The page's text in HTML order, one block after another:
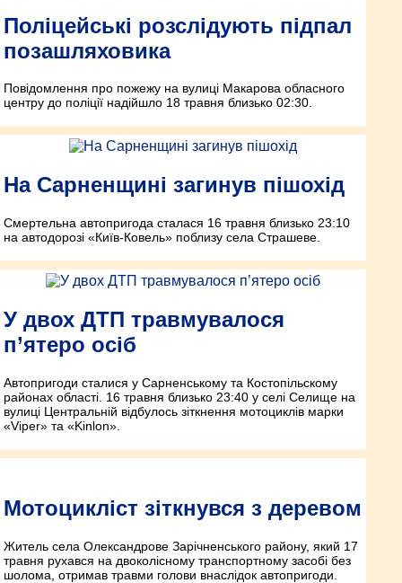
Поліцейські розслідують підпал
позашляховика
Повідомлення про пожежу на вулиці Макарова обласного
центру до поліції надійшло 18 травня близько 02:30.
На Сарненщині загинув пішохід
Смертельна автопригода сталася 16 травня близько 23:10
на автодорозі «Київ-Ковель» поблизу села Страшеве.
У двох ДТП травмувалося
п’ятеро осіб
Автопригоди сталися у Сарненському та Костопільскому
районах області. 16 травня близько 23:40 у селі Селище на
вулиці Центральній відбулось зіткнення мотоциклів марки
«Viper» та «Kinlon».
Мотоцикліст зіткнувся з деревом
Житель села Олександрове Зарічненського району, який 17
травня рухався на двоколісному транспортному засобі без
шолома, отримав травми голови внаслідок автопригоди.